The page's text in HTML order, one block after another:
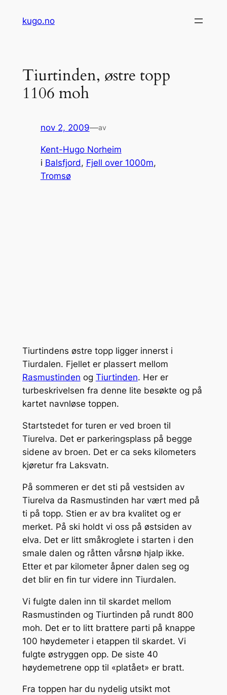
kugo.no
Tiurtinden, østre topp
1106 moh
nov 2, 2009—av
Kent-Hugo Norheim
i Balsfjord, Fjell over 1000m
Tromsø
Tiurtindens østre topp ligger innerst i
Tiurdalen. Fjellet er plassert mellom
Rasmustinden og Tiurtinden. Her er
turbeskrivelsen fra denne lite besøkte og på
kartet navnløse toppen.
Startstedet for turen er ved broen til
Tiurelva. Det er parkeringsplass på begge
sidene av broen. Det er ca seks kilometers
kjøretur fra Laksvatn.
På sommeren er det sti på vestsiden av
Tiurelva da Rasmustinden har vært med på
ti på topp. Stien er av bra kvalitet og er
merket. På ski holdt vi oss på østsiden av
elva. Det er litt småkroglete i starten i den
smale dalen og råtten vårsnø hjalp ikke.
Etter et par kilometer åpner dalen seg og
det blir en fin tur videre inn Tiurdalen.
Vi fulgte dalen inn til skardet mellom
Rasmustinden og Tiurtinden på rundt 800
moh. Det er to litt brattere parti på knappe
100 høydemeter i etappen til skardet. Vi
fulgte østryggen opp. De siste 40
høydemetrene opp til «platået» er bratt.
Fra toppen har du nydelig utsikt mot